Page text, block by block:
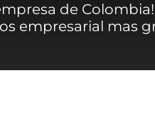
de
empresarial mas